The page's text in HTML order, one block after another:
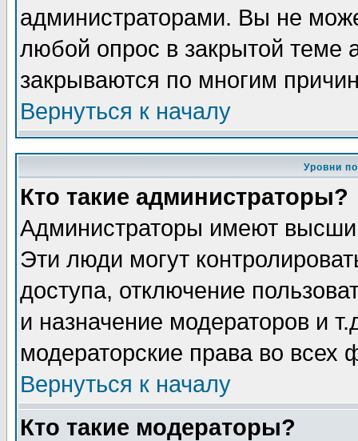
администраторами. Вы не
любой опрос в закрытой теме
закрываются по многим
Вернуться к началу
Уровни
Кто такие администраторы?
Администраторы имеют
Эти люди могут
доступа, отключение
и назначение модераторов и
модераторские права во всех
Вернуться к началу
Кто такие модераторы?